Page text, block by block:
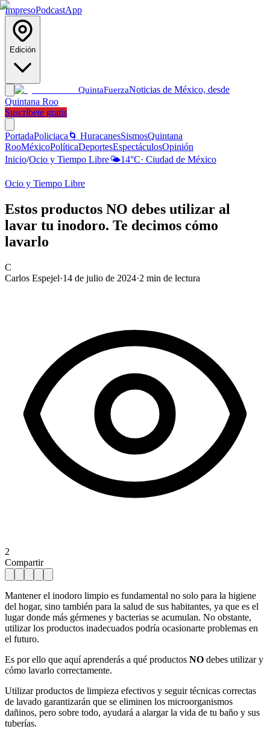
ImpresoPodcastApp
Edición
QuintaFuerzaNoticias de México, desde
Quintana Roo
Suscríbete gratis
PortadaPoliciaca 🌀 HuracanesSismosQuintana
RooMéxicoPolíticaDeportesEspectáculosOpinión
Inicio/Ocio y Tiempo Libre🌤️14°C· Ciudad de México
Ocio y Tiempo Libre
Estos productos NO debes utilizar al
lavar tu inodoro. Te decimos cómo
lavarlo
C
Carlos Espejel·14 de julio de 2024·2 min de lectura
2
Compartir
Mantener el inodoro limpio es fundamental no solo para la higiene
del hogar, sino también para la salud de sus habitantes, ya que es el
lugar donde más gérmenes y bacterias se acumulan. No obstante,
utilizar los productos inadecuados podría ocasionarte problemas en
el futuro.
Es por ello que aquí aprenderás a qué productos NO debes utilizar y
cómo lavarlo correctamente.
Utilizar productos de limpieza efectivos y seguir técnicas correctas
de lavado garantizarán que se eliminen los microorganismos
dañinos, pero sobre todo, ayudará a alargar la vida de tu baño y sus
tuberías.